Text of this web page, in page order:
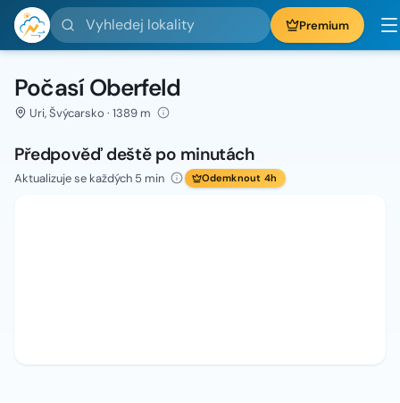
Vyhledej lokality Premium
Počasí Oberfeld
Uri, Švýcarsko · 1389 m
Předpověď deště po minutách
Aktualizuje se každých 5 min Odemknout 4h